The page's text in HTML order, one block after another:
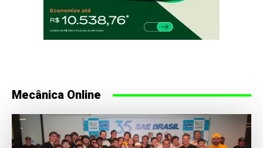
Mecânica Online